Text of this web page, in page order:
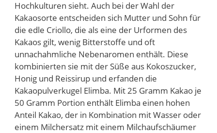
Hochkulturen sieht. Auch bei der Wahl der
Kakaosorte entscheiden sich Mutter und Sohn für
die edle Criollo, die als eine der Urformen des
Kakaos gilt, wenig Bitterstoffe und oft
unnachahmliche Nebenaromen enthält. Diese
kombinierten sie mit der Süße aus Kokoszucker,
Honig und Reissirup und erfanden die
Kakaopulverkugel Elimba. Mit 25 Gramm Kakao je
50 Gramm Portion enthält Elimba einen hohen
Anteil Kakao, der in Kombination mit Wasser oder
einem Milchersatz mit einem Milchaufschäumer